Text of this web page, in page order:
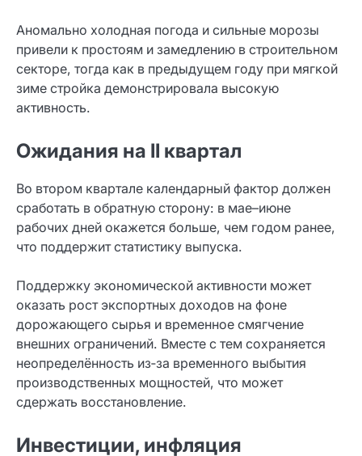
Аномально холодная погода и сильные морозы
привели к простоям и замедлению в строительном
секторе, тогда как в предыдущем году при мягкой
зиме стройка демонстрировала высокую
активность.
Ожидания на II квартал
Во втором квартале календарный фактор должен
сработать в обратную сторону: в мае–июне
рабочих дней окажется больше, чем годом ранее,
что поддержит статистику выпуска.
Поддержку экономической активности может
оказать рост экспортных доходов на фоне
дорожающего сырья и временное смягчение
внешних ограничений. Вместе с тем сохраняется
неопределённость из‑за временного выбытия
производственных мощностей, что может
сдержать восстановление.
Инвестиции, инфляция